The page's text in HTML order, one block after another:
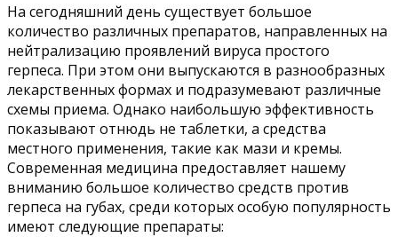
На сегодняшний день существует большое
количество различных препаратов, направленных на
нейтрализацию проявлений вируса простого
герпеса. При этом они выпускаются в разнообразных
лекарственных формах и подразумевают различные
схемы приема. Однако наибольшую эффективность
показывают отнюдь не таблетки, а средства
местного применения, такие как мази и кремы.
Современная медицина предоставляет нашему
вниманию большое количество средств против
герпеса на губах, среди которых особую популярность
имеют следующие препараты: